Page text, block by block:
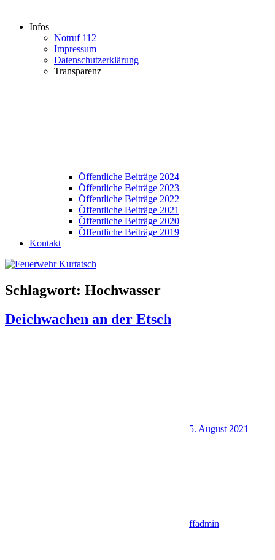
Infos
Notruf 112
Impressum
Datenschutzerklärung
Transparenz
Öffentliche Beiträge 2024
Öffentliche Beiträge 2023
Öffentliche Beiträge 2022
Öffentliche Beiträge 2021
Öffentliche Beiträge 2020
Öffentliche Beiträge 2019
Kontakt
Schlagwort: Hochwasser
Deichwachen an der Etsch
5. August 2021
ffadmin